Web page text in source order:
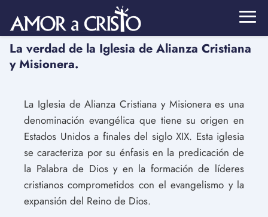
La verdad de la Iglesia de Alianza Cristiana
y Misionera.
La Iglesia de Alianza Cristiana y Misionera es una
denominación evangélica que tiene su origen en
Estados Unidos a finales del siglo XIX. Esta iglesia
se caracteriza por su énfasis en la predicación de
la Palabra de Dios y en la formación de líderes
cristianos comprometidos con el evangelismo y la
expansión del Reino de Dios.